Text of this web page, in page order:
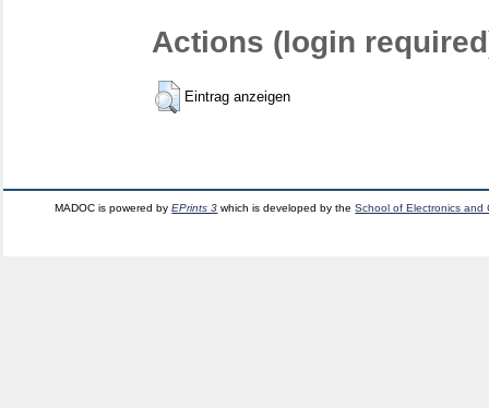
Actions (login
Eintrag anzeigen
MADOC is powered byEPrints 3 which is developed by theSchool of Electronics and